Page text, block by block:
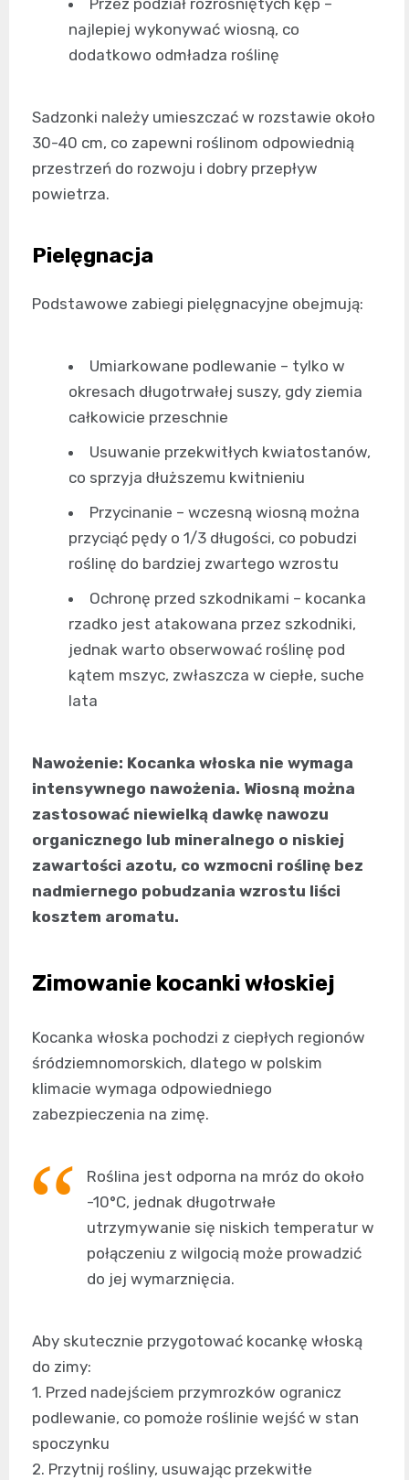
Przez podział rozrośniętych kęp –
najlepiej wykonywać wiosną, co
dodatkowo odmładza roślinę
Sadzonki należy umieszczać w rozstawie około
30-40 cm, co zapewni roślinom odpowiednią
przestrzeń do rozwoju i dobry przepływ
powietrza.
Pielęgnacja
Podstawowe zabiegi pielęgnacyjne obejmują:
Umiarkowane podlewanie – tylko w
okresach długotrwałej suszy, gdy ziemia
całkowicie przeschnie
Usuwanie przekwitłych kwiatostanów,
co sprzyja dłuższemu kwitnieniu
Przycinanie – wczesną wiosną można
przyciąć pędy o 1/3 długości, co pobudzi
roślinę do bardziej zwartego wzrostu
Ochronę przed szkodnikami – kocanka
rzadko jest atakowana przez szkodniki,
jednak warto obserwować roślinę pod
kątem mszyc, zwłaszcza w ciepłe, suche
lata
Nawożenie: Kocanka włoska nie wymaga
intensywnego nawożenia. Wiosną można
zastosować niewielką dawkę nawozu
organicznego lub mineralnego o niskiej
zawartości azotu, co wzmocni roślinę bez
nadmiernego pobudzania wzrostu liści
kosztem aromatu.
Zimowanie kocanki włoskiej
Kocanka włoska pochodzi z ciepłych regionów
śródziemnomorskich, dlatego w polskim
klimacie wymaga odpowiedniego
zabezpieczenia na zimę.
Roślina jest odporna na mróz do około
-10°C, jednak długotrwałe
utrzymywanie się niskich temperatur w
połączeniu z wilgocią może prowadzić
do jej wymarznięcia.
Aby skutecznie przygotować kocankę włoską
do zimy:
1. Przed nadejściem przymrozków ogranicz
podlewanie, co pomoże roślinie wejść w stan
spoczynku
2. Przytnij rośliny, usuwając przekwitłe